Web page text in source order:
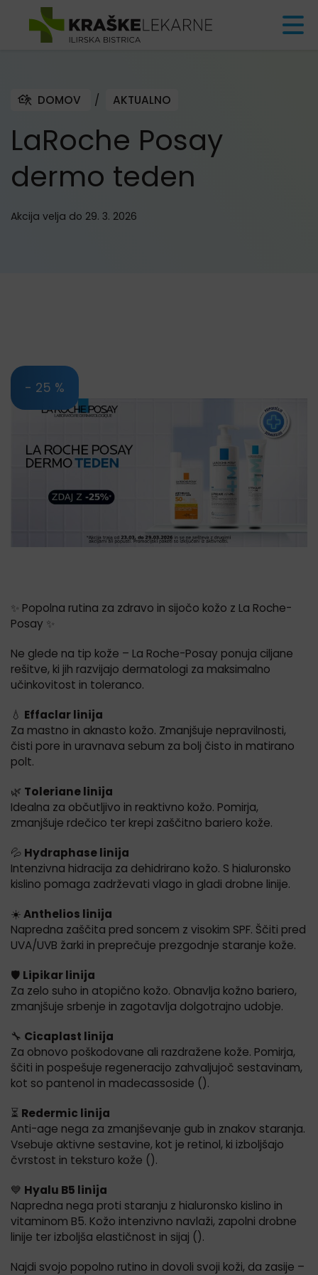
Skoči na vsebino
DOMOV / AKTUALNO
LaRoche Posay
dermo teden
Akcija velja do 29. 3. 2026
- 25 %
✨ Popolna rutina za zdravo in sijočo kožo z La Roche-
Posay ✨
Ne glede na tip kože – La Roche-Posay ponuja ciljane
rešitve, ki jih razvijajo dermatologi za maksimalno
učinkovitost in toleranco.
💧 Effaclar linija
Za mastno in aknasto kožo. Zmanjšuje nepravilnosti,
čisti pore in uravnava sebum za bolj čisto in matirano
polt.
🌿 Toleriane linija
Idealna za občutljivo in reaktivno kožo. Pomirja,
zmanjšuje rdečico ter krepi zaščitno bariero kože.
💦 Hydraphase linija
Intenzivna hidracija za dehidrirano kožo. S hialuronsko
kislino pomaga zadrževati vlago in gladi drobne linije.
☀️Anthelios linija
Napredna zaščita pred soncem z visokim SPF. Ščiti pred
UVA/UVB žarki in preprečuje prezgodnje staranje kože.
🛡️ Lipikar linija
Za zelo suho in atopično kožo. Obnavlja kožno bariero,
zmanjšuje srbenje in zagotavlja dolgotrajno udobje.
🔧 Cicaplast linija
Za obnovo poškodovane ali razdražene kože. Pomirja,
ščiti in pospešuje regeneracijo zahvaljujoč sestavinam,
kot so pantenol in madecassoside ().
⏳ Redermic linija
Anti-age nega za zmanjševanje gub in znakov staranja.
Vsebuje aktivne sestavine, kot je retinol, ki izboljšajo
čvrstost in teksturo kože ().
💙 Hyalu B5 linija
Napredna nega proti staranju z hialuronsko kislino in
vitaminom B5. Kožo intenzivno navlaži, zapolni drobne
linije ter izboljša elastičnost in sijaj ().
Najdi svojo popolno rutino in dovoli svoji koži, da zasije –